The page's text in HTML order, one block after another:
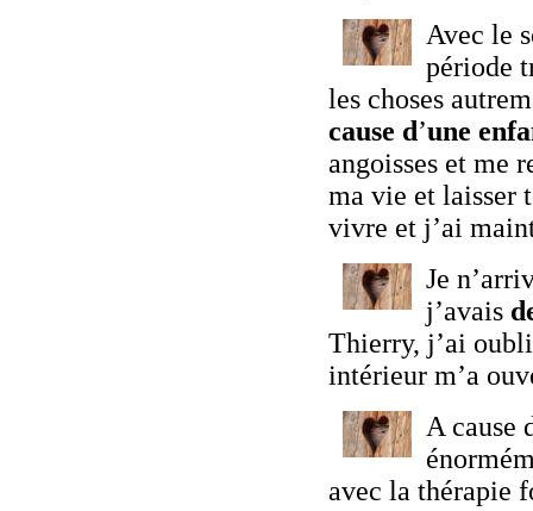
Avec le
période
les choses
cause d’une
angoisses et me
ma vie et laisser
vivre et j’ai
Je
j’avais
Thierry, j’ai
intérieur m’a
A cause
avec la thérapie